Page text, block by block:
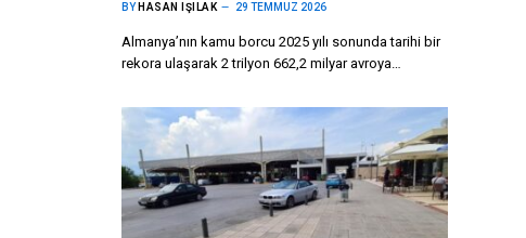
BY HASAN IŞILAK 29 TEMMUZ 2026
Almanya’nın kamu borcu 2025 yılı sonunda tarihi bir
rekora ulaşarak 2 trilyon 662,2 milyar avroya…